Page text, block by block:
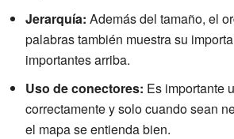
Jerarquía: Además del tamaño, el
palabras también muestra su
importantes arriba.
Uso de conectores: Es importante
correctamente y solo cuando sean
el mapa se entienda bien.